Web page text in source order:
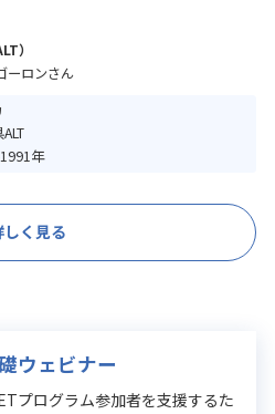
）
ーロンさん
年
しく見る
ウェビナー
プログラム参加者を支援するた